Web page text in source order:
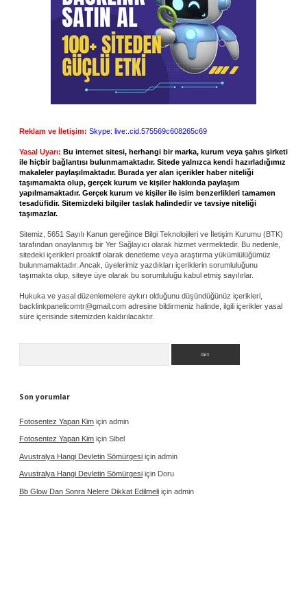
Reklam ve İletişim: Skype: live:.cid.575569c608265c69
Yasal Uyarı: Bu internet sitesi, herhangi bir marka, kurum veya şahıs şirketi
ile hiçbir bağlantısı bulunmamaktadır. Sitede yalnızca kendi hazırladığımız
makaleler paylaşılmaktadır. Burada yer alan içerikler haber niteliği
taşımamakta olup, gerçek kurum ve kişiler hakkında paylaşım
yapılmamaktadır. Gerçek kurum ve kişiler ile isim benzerlikleri tamamen
tesadüfidir. Sitemizdeki bilgiler taslak halindedir ve tavsiye niteliği
taşımazlar.
Sitemiz, 5651 Sayılı Kanun gereğince Bilgi Teknolojileri ve İletişim Kurumu (BTK)
tarafından onaylanmış bir Yer Sağlayıcı olarak hizmet vermektedir. Bu nedenle,
sitedeki içerikleri proaktif olarak denetleme veya araştırma yükümlülüğümüz
bulunmamaktadır. Ancak, üyelerimiz yazdıkları içeriklerin sorumluluğunu
taşımakta olup, siteye üye olarak bu sorumluluğu kabul etmiş sayılırlar.
Hukuka ve yasal düzenlemelere aykırı olduğunu düşündüğünüz içerikleri,
backlinkpanelicomtr@gmail.com adresine bildirmeniz halinde, ilgili içerikler yasal
süre içerisinde sitemizden kaldırılacaktır.
Son yorumlar
Fotosentez Yapan Kim için admin
Fotosentez Yapan Kim için Sibel
Avustralya Hangi Devletin Sömürgesi için admin
Avustralya Hangi Devletin Sömürgesi için Doru
Bb Glow Dan Sonra Nelere Dikkat Edilmeli için admin